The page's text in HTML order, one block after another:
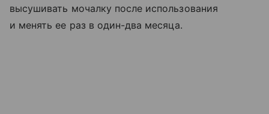
высушивать мочалку после использования
и менять ее раз в один-два месяца.